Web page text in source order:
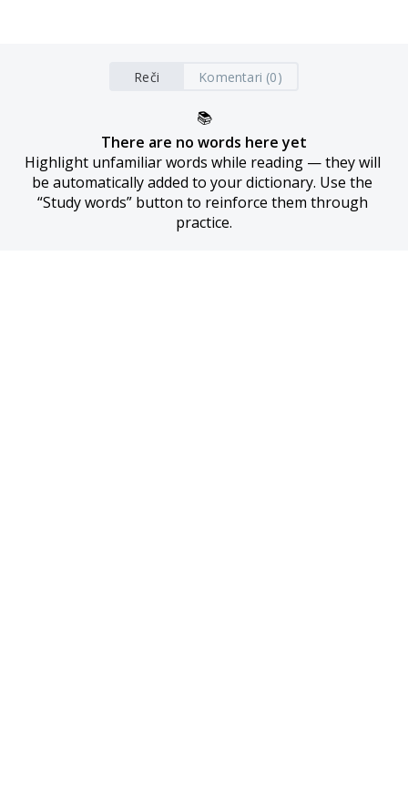
Reči Komentari (0)
📚
There are no words here yet
Highlight unfamiliar words while reading — they will
be automatically added to your dictionary. Use the
“Study words” button to reinforce them through
practice.